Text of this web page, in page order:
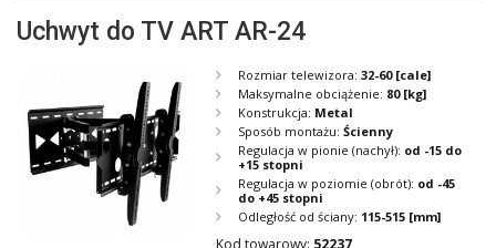
Uchwyt do TV ART AR-24
Rozmiar telewizora: 32-60 [cale]
Maksymalne obciążenie: 80 [kg]
Konstrukcja: Metal
Sposób montażu: Ścienny
Regulacja w pionie (nachył): od -15 do
+15 stopni
Regulacja w poziomie (obrót): od -45
do +45 stopni
Odległość od ściany: 115-515 [mm]
Kod towarowy: 52237